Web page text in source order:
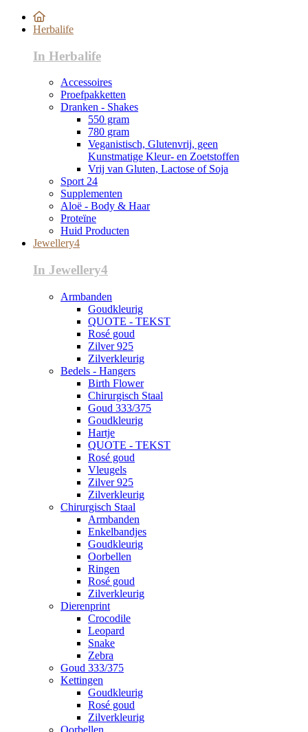
Herbalife
In Herbalife
Accessoires
Proefpakketten
Dranken - Shakes
550 gram
780 gram
Veganistisch, Glutenvrij, geen
Kunstmatige Kleur- en Zoetstoffen
Vrij van Gluten, Lactose of Soja
Sport 24
Supplementen
Aloë - Body & Haar
Proteïne
Huid Producten
Jewellery4
In Jewellery4
Armbanden
Goudkleurig
QUOTE - TEKST
Rosé goud
Zilver 925
Zilverkleurig
Bedels - Hangers
Birth Flower
Chirurgisch Staal
Goud 333/375
Goudkleurig
Hartje
QUOTE - TEKST
Rosé goud
Vleugels
Zilver 925
Zilverkleurig
Chirurgisch Staal
Armbanden
Enkelbandjes
Goudkleurig
Oorbellen
Ringen
Rosé goud
Zilverkleurig
Dierenprint
Crocodile
Leopard
Snake
Zebra
Goud 333/375
Kettingen
Goudkleurig
Rosé goud
Zilverkleurig
Oorbellen